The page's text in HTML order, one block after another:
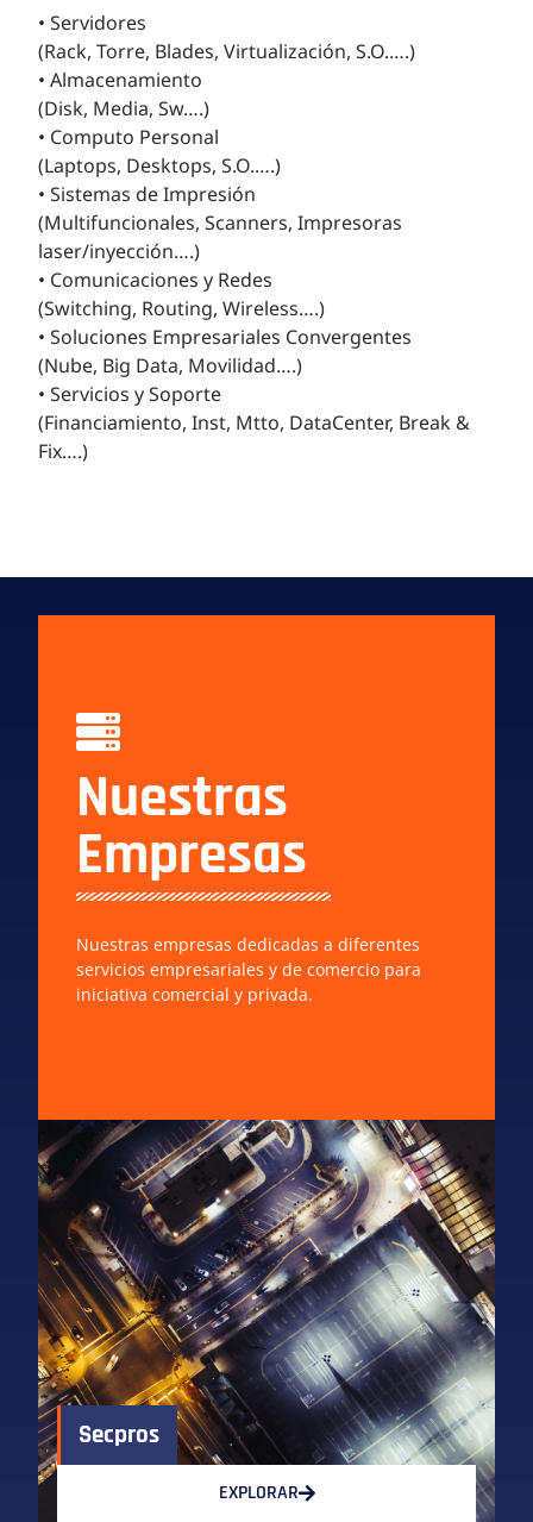
• Servidores
(Rack, Torre, Blades, Virtualización, S.O.….)
• Almacenamiento
(Disk, Media, Sw….)
• Computo Personal
(Laptops, Desktops, S.O.….)
• Sistemas de Impresión
(Multifuncionales, Scanners, Impresoras
laser/inyección….)
• Comunicaciones y Redes
(Switching, Routing, Wireless….)
• Soluciones Empresariales Convergentes
(Nube, Big Data, Movilidad….)
• Servicios y Soporte
(Financiamiento, Inst, Mtto, DataCenter, Break &
Fix….)
Nuestras
Empresas
Nuestras empresas dedicadas a diferentes
servicios empresariales y de comercio para
iniciativa comercial y privada.
Secpros
EXPLORAR